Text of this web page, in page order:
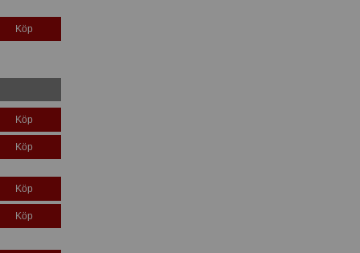
Köp
Köp
Köp
Köp
Köp